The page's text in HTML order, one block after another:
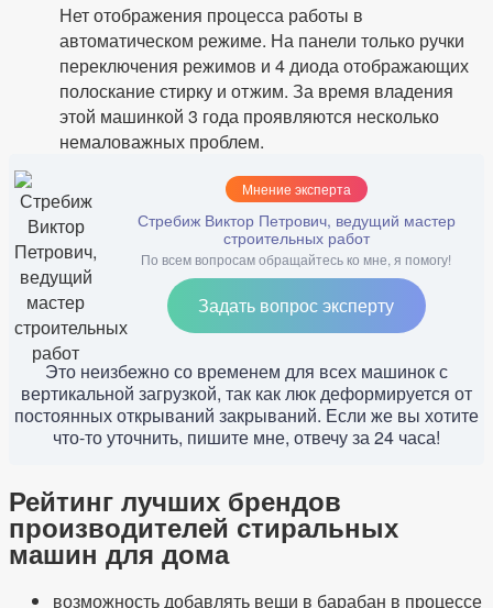
Нет отображения процесса работы в
автоматическом режиме. На панели только ручки
переключения режимов и 4 диода отображающих
полоскание стирку и отжим. За время владения
этой машинкой 3 года проявляются несколько
немаловажных проблем.
Мнение эксперта
Стребиж Виктор Петрович, ведущий мастер
строительных работ
По всем вопросам обращайтесь ко мне, я помогу!
Задать вопрос эксперту
Это неизбежно со временем для всех машинок с
вертикальной загрузкой, так как люк деформируется от
постоянных открываний закрываний. Если же вы хотите
что-то уточнить, пишите мне, отвечу за 24 часа!
Рейтинг лучших брендов
производителей стиральных
машин для дома
возможность добавлять вещи в барабан в процессе